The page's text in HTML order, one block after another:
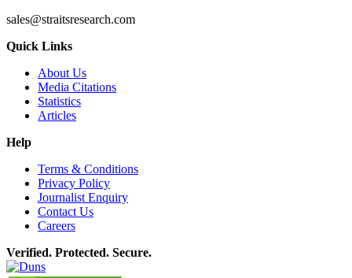
sales@straitsresearch.com
Quick Links
About Us
Media Citations
Statistics
Articles
Help
Terms & Conditions
Privacy Policy
Journalist Enquiry
Contact Us
Careers
Verified. Protected. Secure.